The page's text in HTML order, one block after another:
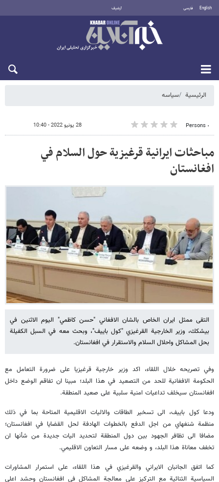
English فارسی أرشيف
الرئيسية سیاسه
٠ Persons 28 يونيو 2022 - 10:40
مباحثات ايرانية قرغيزية حول السلام في
افغانستان
التقى ممثل ايران الخاص بالشان الافغاني "حسن كاظمي" اليوم الاثنين في
بيشكك، وزير الخارجية القرغيزي "كول باييف"، وبحث معه في السبل الكفيلة
بحل المشاكل واحلال السلام والاستقرار في افغانستان.
وفي تصريحه خلال اللقاء، اكد وزير خارجية قرغيزيا على ضرورة التعامل مع
الحكومة الافغانية للحد من التصعيد في هذا البلد؛ مبينا ان تفاقم الوضع داخل
افغانستان سيخلف تداعيات امنية سلبية على صعيد المنطقة.
ودعا كول باييف، الى تسخير الطاقات والاليات الاقليمية المتاحة بما في ذلك
منظمة شنغهاي من اجل الدفع بالخطوات الهادفة لحل القضايا في افغانستان؛
مضافا الى تظافر الجهود بين دول المنطقة لتحديد اليات جديدة من شأنها ان
تخفف معاناة هذا البلد، و وضعه على مسار التعاون الاقليمي.
كما اتفق الجانبان الايراني والقرغيزي في هذا اللقاء، على استمرار المشاورات
السياسية الثنائية مع التركيز على معالجة المشاكل في افغانستان وحشد اعلى